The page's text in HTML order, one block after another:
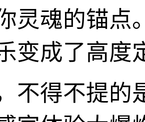
灵魂的锚点
变成了高度
不得不提的